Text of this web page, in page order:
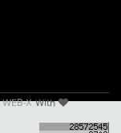
WEB-XWith